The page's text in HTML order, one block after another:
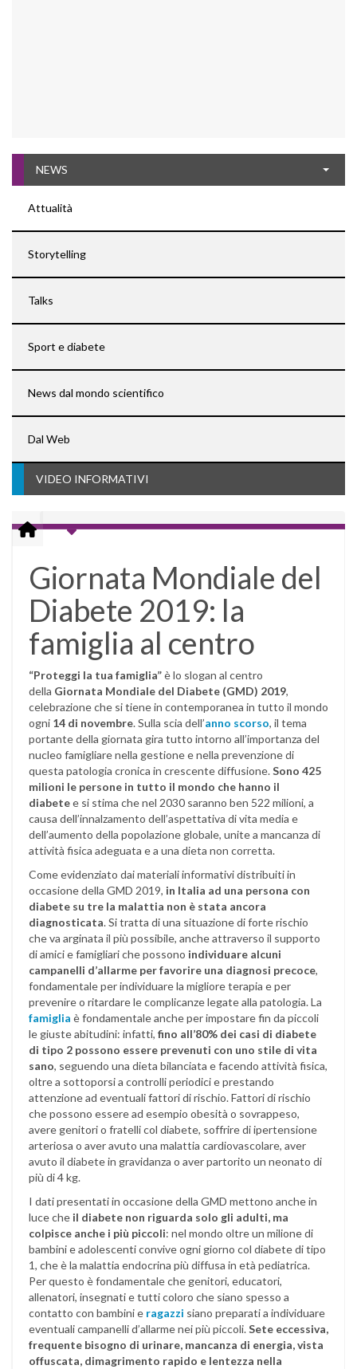
NEWS
Attualità
Storytelling
Talks
Sport e diabete
News dal mondo scientifico
Dal Web
VIDEO INFORMATIVI
Giornata Mondiale del
Diabete 2019: la
famiglia al centro
“Proteggi la tua famiglia”è lo slogan al centro
della Giornata Mondiale del Diabete (GMD) 2019,
celebrazione che si tiene in contemporanea in tutto il mondo
ogni 14 di novembre. Sulla scia dell’anno scorso, il tema
portante della giornata gira tutto intorno all’importanza del
nucleo famigliare nella gestione e nella prevenzione di
questa patologia cronica in crescente diffusione.Sono 425
milioni le persone in tutto il mondo che hanno il
diabetee si stima che nel 2030 saranno ben 522 milioni, a
causa dell’innalzamento dell’aspettativa di vita media e
dell’aumento della popolazione globale, unite a mancanza di
attività fisica adeguata e a una dieta non corretta.
Come evidenziato dai materiali informativi distribuiti in
occasione della GMD 2019, in Italia ad una persona con
diabete su tre la malattia non è stata ancora
diagnosticata. Si tratta di una situazione di forte rischio
che va arginata il più possibile, anche attraverso il supporto
di amici e famigliari che possono individuare alcuni
campanelli d’allarme per favorire una diagnosi precoce,
fondamentale per individuare la migliore terapia e per
prevenire o ritardare le complicanze legate alla patologia. La
famiglia è fondamentale anche per impostare fin da piccoli
le giuste abitudini: infatti, fino all’80% dei casi di diabete
di tipo 2 possono essere prevenuti con uno stile di vita
sano, seguendo una dieta bilanciata e facendo attività fisica,
oltre a sottoporsi a controlli periodici e prestando
attenzione ad eventuali fattori di rischio. Fattori di rischio
che possono essere ad esempio obesità o sovrappeso,
avere genitori o fratelli col diabete, soffrire di ipertensione
arteriosa o aver avuto una malattia cardiovascolare, aver
avuto il diabete in gravidanza o aver partorito un neonato di
più di 4 kg.
I dati presentati in occasione della GMD mettono anche in
luce che il diabete non riguarda solo gli adulti, ma
colpisce anche i più piccoli: nel mondo oltre un milione di
bambini e adolescenti convive ogni giorno col diabete di tipo
1, che è la malattia endocrina più diffusa in età pediatrica.
Per questo è fondamentale che genitori, educatori,
allenatori, insegnati e tutti coloro che siano spesso a
contatto con bambini e ragazzi siano preparati a individuare
eventuali campanelli d’allarme nei più piccoli.Sete eccessiva,
frequente bisogno di urinare, mancanza di energia, vista
offuscata, dimagrimento rapido e lentezza nella